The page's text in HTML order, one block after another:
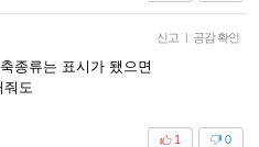
신고 | 공감 확인
종류는 표시가 됐으면
도
0
1